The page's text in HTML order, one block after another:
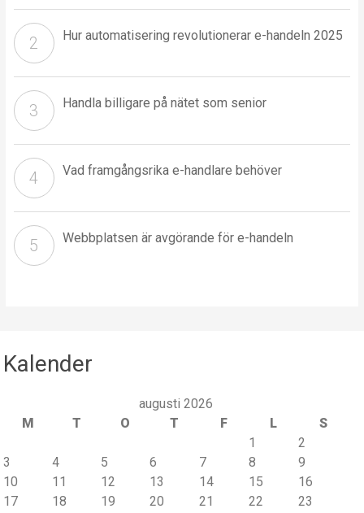
Hur automatisering revolutionerar e-handeln 2025
Handla billigare på nätet som senior
Vad framgångsrika e-handlare behöver
Webbplatsen är avgörande för e-handeln
Kalender
augusti 2026
M
T O T F L
S
1
2
3
4 5 6 7 8
9
10
11 12 13 14 15
16
17
18 19 20 21 22
23